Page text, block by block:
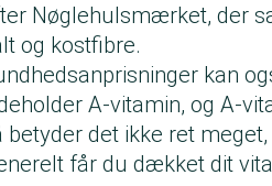
Nøglehulsmærket, der
og kostfibre.
kan
A-vitamin, og A-
betyder det ikke ret
får du dækket dit